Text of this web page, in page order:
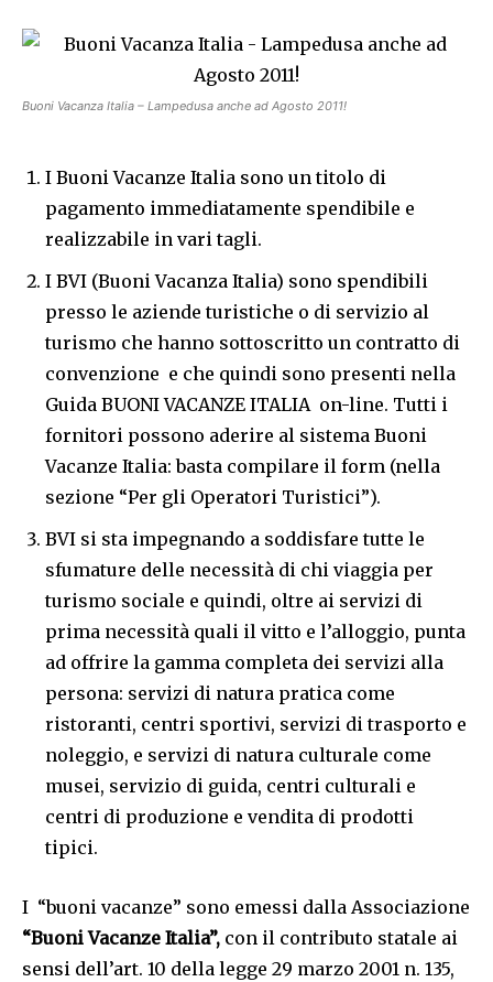
Buoni Vacanza Italia – Lampedusa anche ad Agosto 2011!
I Buoni Vacanze Italia sono un titolo di
pagamento immediatamente spendibile e
realizzabile in vari tagli.
I BVI (Buoni Vacanza Italia) sono spendibili
presso le aziende turistiche o di servizio al
turismo che hanno sottoscritto un contratto di
convenzione e che quindi sono presenti nella
Guida BUONI VACANZE ITALIA on-line. Tutti i
fornitori possono aderire al sistema Buoni
Vacanze Italia: basta compilare il form (nella
sezione “Per gli Operatori Turistici”).
BVI si sta impegnando a soddisfare tutte le
sfumature delle necessità di chi viaggia per
turismo sociale e quindi, oltre ai servizi di
prima necessità quali il vitto e l’alloggio, punta
ad offrire la gamma completa dei servizi alla
persona: servizi di natura pratica come
ristoranti, centri sportivi, servizi di trasporto e
noleggio, e servizi di natura culturale come
musei, servizio di guida, centri culturali e
centri di produzione e vendita di prodotti
tipici.
I “buoni vacanze” sono emessi dalla Associazione
“Buoni Vacanze Italia”, con il contributo statale ai
sensi dell’art. 10 della legge 29 marzo 2001 n. 135,